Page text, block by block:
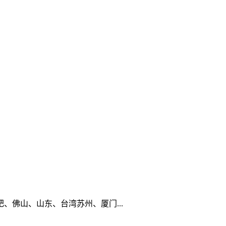
佛山、山东、台湾苏州、厦门...